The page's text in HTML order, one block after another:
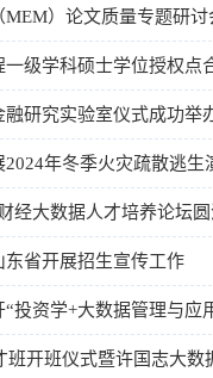
）论文质量专题研讨
级学科硕士学位授权点
研究实验室仪式成功举
年冬季火灾疏散逃生
经大数据人才培养论坛
省开展招生宣传工作
投资学+大数据管理与
班开班仪式暨许国志大